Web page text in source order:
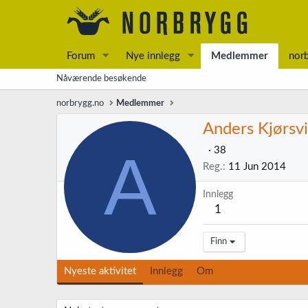
Forum Nye innlegg Medlemmer
Nåværende besøkende
norbrygg.no Medlemmer
A
Anders
· 38
Reg.
11 Jun 2014
Innlegg
1
Finn
Nyeste aktivitet Innlegg Om